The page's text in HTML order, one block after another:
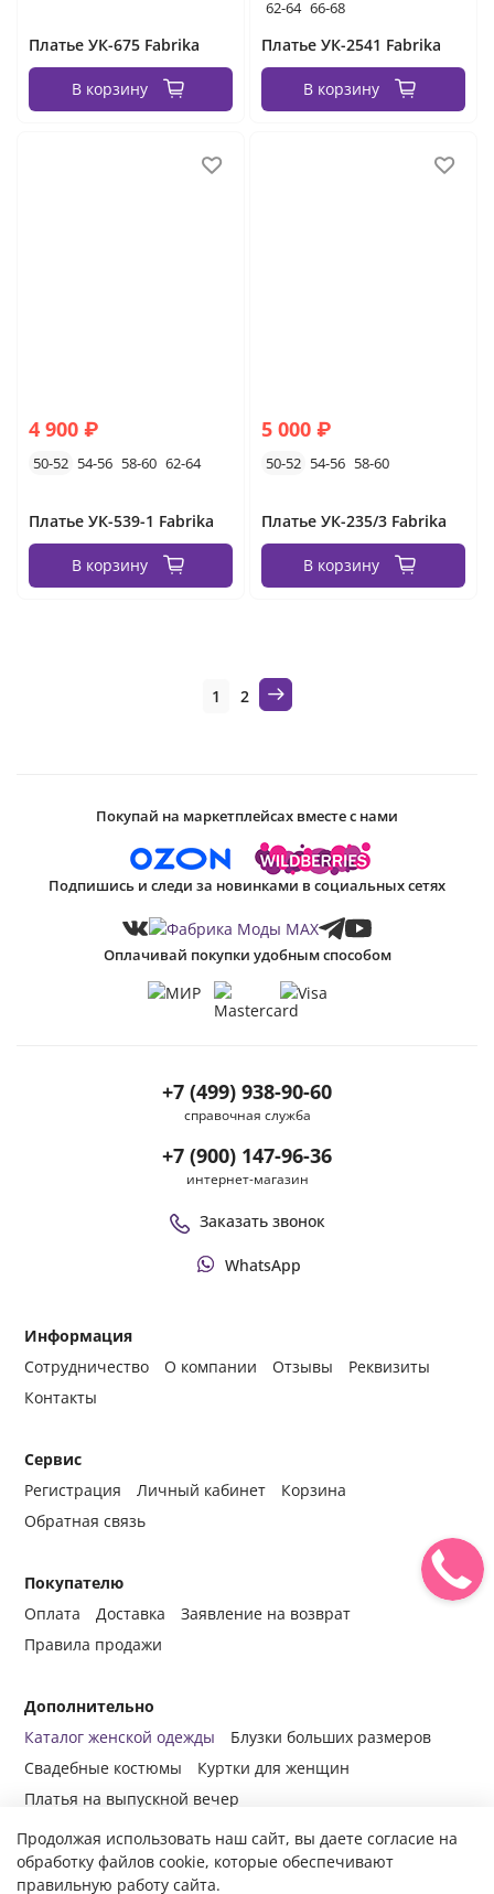
Платье УК-675 Fabrika
В корзину
62-64 66-68
Платье УК-2541 Fabrika
В корзину
4 900 ₽
50-52 54-56 58-60 62-64
Платье УК-539-1 Fabrika
В корзину
5 000 ₽
50-52 54-56 58-60
Платье УК-235/3 Fabrika
В корзину
1 2
Информация
Сотрудничество
О компании Отзывы
Реквизиты
Контакты
Сервис
Регистрация
Личный кабинет
Корзина
Обратная связь
Покупателю
Оплата
Доставка
Заявление на возврат
Правила продажи
Дополнительно
Каталог женской одежды
Блузки больших размеров
Свадебные костюмы
Куртки для женщин
Платья на выпускной вечер
+7 (499) 938-90-60
справочная служба
+7 (900) 147-96-36
интернет-магазин
Заказать звонок
WhatsApp
Покупай на маркетплейсах вместе с нами
Подпишись и следи за новинками в социальных сетях
Оплачивай покупки удобным способом
© 2014-2024 Все права защищены.
Продолжая использовать наш сайт, вы даете согласие на
обработку файлов cookie, которые обеспечивают
правильную работу сайта.